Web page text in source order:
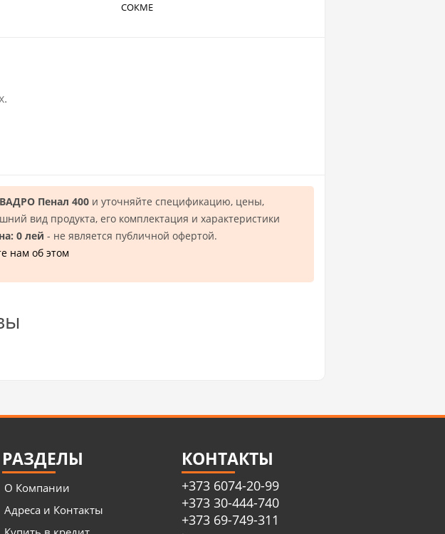
СОКМЕ
Пенал 400 и уточняйте спецификацию, цены,
вид продукта, его комплектация и характеристики
0 лей - не является публичной офертой.
нам об этом
РАЗДЕЛЫ
О Компании
Адреса и Контакты
КОНТАКТЫ
+373 6074-20-99
+373 30-444-740
+373 69-749-311